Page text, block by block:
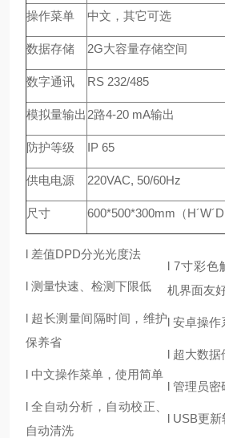
操作菜单 中文，其它可选
数据存储 2G大容量存储空间
数字通讯 RS 232/485
模拟量输出 2路4-20 mA输出
防护等级 IP 65
供电电源 220VAC, 50/60Hz
尺寸 600*500*300mm（H´W´D
l 差值DPD分光光度法
l 测量快速、检测下限低
l 超长测量间隔时间，维护
保养省
l 中文操作菜单，使用简单
l 全自动分析，自动校正、
自动清洗
l 7寸彩色
机界面友
l 安卓操作
l 超大数据
l 管理员密
l USB更